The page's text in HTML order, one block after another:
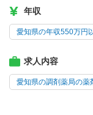
年収
愛知県の年収550万円
求人内容
愛知県の調剤薬局の薬